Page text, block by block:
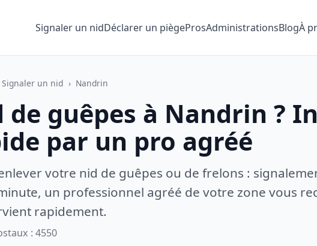
Signaler un nidDéclarer un piègeProsAdministrationsBlogÀ
Signaler un nid › Nandrin
de guêpes à Nandrin ?
par un pro agréé
votre nid de guêpes ou de frelons :
un professionnel agréé de votre zone vous
rapidement.
: 4550